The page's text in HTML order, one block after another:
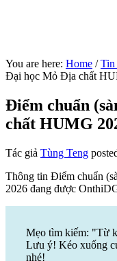
You are here: Home / Tin
Đại học Mỏ Địa chất
Điểm chuẩn
chất HUMG
Tác giả Tùng Teng
Thông tin Điểm chuẩn
2026 đang được
Mẹo tìm kiếm: "Từ
Lưu ý! Kéo xuống
nhé!